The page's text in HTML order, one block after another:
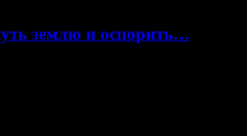
землю и оспорить…